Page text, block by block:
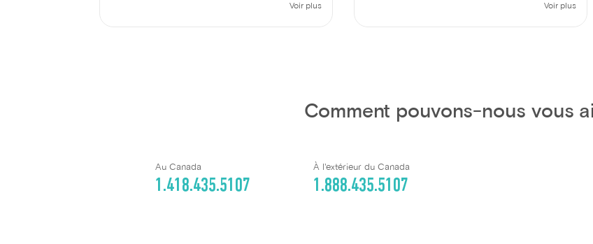
enfants et adultes. Jeux pire l'intérieur etVoir plus
équipé. On a profité aussi d’un beau feu de
indication plus visible.
Voir plus
Comment pouvons-nous vous
Au Canada
1.418.435.5107
À l'extérieur du Canada
1.888.435.5107